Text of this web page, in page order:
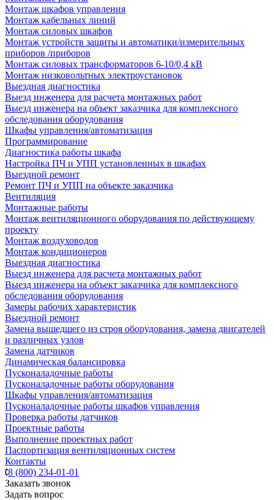
Монтаж шкафов управления
Монтаж кабельных линий
Монтаж силовых шкафов
Монтаж устройств защиты и автоматики/измерительных
приборов /приборов
Монтаж силовых трансформаторов 6-10/0,4 кВ
Монтаж низковольтных электроустановок
Выездная диагностика
Выезд инженера для расчета монтажных работ
Выезд инженера на объект заказчика для комплексного
обследования оборудования
Шкафы управления/автоматизация
Программирование
Диагностика работы шкафа
Настройка ПЧ и УПП установленных в шкафах
Выездной ремонт
Ремонт ПЧ и УПП на объекте заказчика
Вентиляция
Монтажные работы
Монтаж вентиляционного оборудования по действующему
проекту
Монтаж воздуховодов
Монтаж кондиционеров
Выездная диагностика
Выезд инженера для расчета монтажных работ
Выезд инженера на объект заказчика для комплексного
обследования оборудования
Замеры рабочих характеристик
Выездной ремонт
Замена вышедшего из строя оборудования, замена двигателей
и различных узлов
Замена датчиков
Динамическая балансировка
Пусконаладочные работы
Пусконаладочные работы оборудования
Шкафы управления/автоматизация
Пусконаладочные работы шкафов управления
Проверка работы датчиков
Проектные работы
Выполнение проектных работ
Паспортизация вентиляционных систем
Контакты
8 (800) 234-01-01
Заказать звонок
Задать вопрос